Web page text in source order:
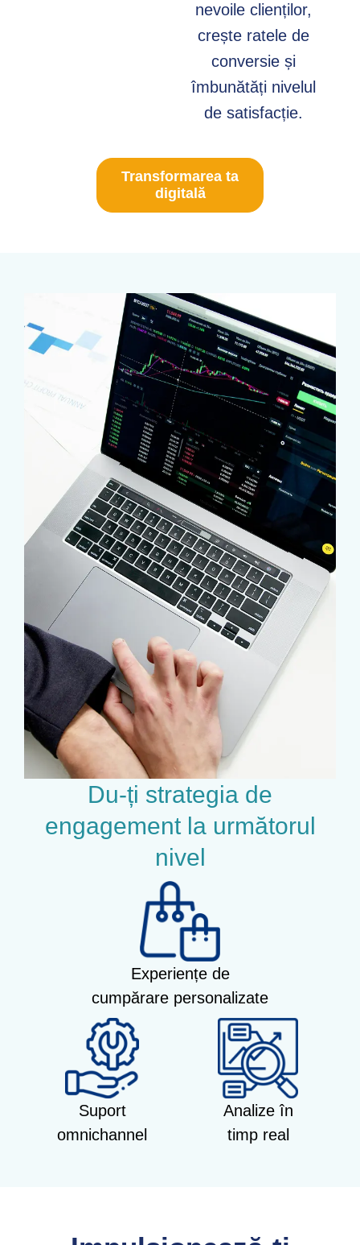
nevoile clienților,
crește ratele de
conversie și
îmbunătăți nivelul
de satisfacție.
Transformarea ta
digitală
Du-ți strategia de
engagement la următorul
nivel
Experiențe de
cumpărare personalizate
Suport
omnichannel
Analize în
timp real